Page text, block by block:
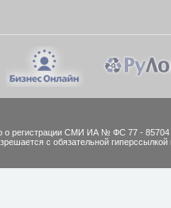
о регистрации СМИ ИА № ФС 77 - 85704
с обязательной гиперссылкой